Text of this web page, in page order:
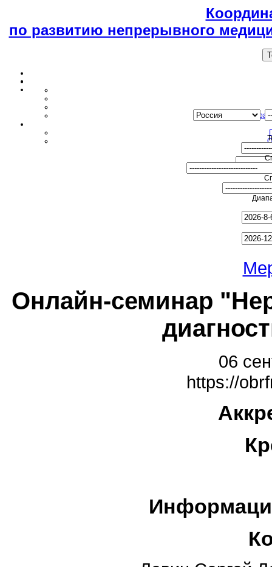
по развитию непрерывного
Онлайн-семинар
06
https://